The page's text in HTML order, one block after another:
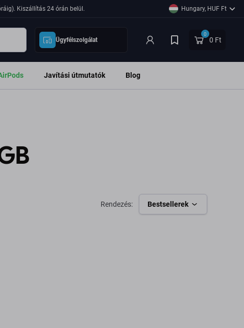
Kiszállítás 24 órán belül. Hungary, HUF Ft
Ügyfélszolgálat
0
0 Ft
Javítási útmutatók Blog
Rendezés: Bestsellerek